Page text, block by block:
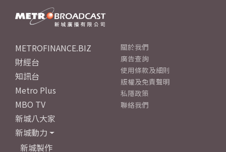
METROFINANCE.BIZ
財經台
知訊台
Metro Plus
MBO TV
新城八大家
新城動力
新城製作
關於我們
廣告查詢
使用條款及細則
版權及免責聲明
私隱政策
聯絡我們